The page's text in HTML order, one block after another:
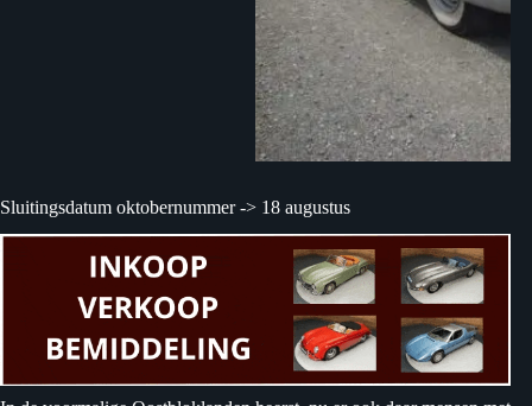
Sluitingsdatum oktobernummer -> 18 augustus